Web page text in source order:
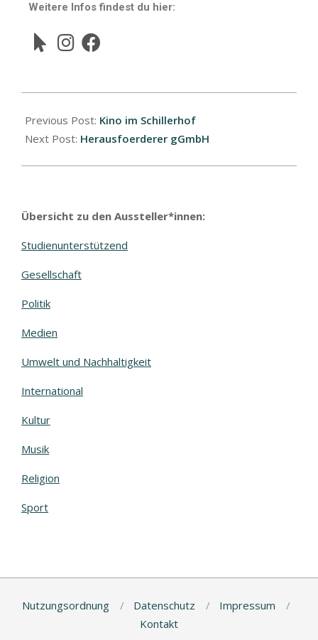
Weitere Infos findest du hier:
Previous Post: Kino im Schillerhof
Next Post: Herausfoerderer gGmbH
Übersicht zu den Aussteller*innen:
Studienunterstützend
Gesellschaft
Politik
Medien
Umwelt und Nachhaltigkeit
International
Kultur
Musik
Religion
Sport
Nutzungsordnung Datenschutz
Impressum
Kontakt